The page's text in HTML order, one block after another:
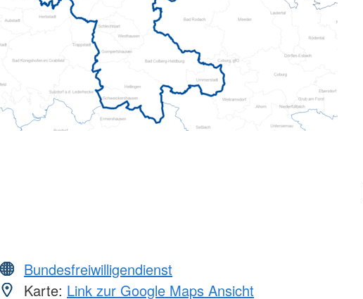
Bundesfreiwilligendienst
Karte: Link zur Google Maps Ansicht